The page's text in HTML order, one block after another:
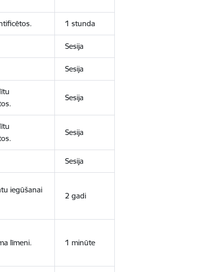
1 stunda
Sesija
Sesija
Sesija
Sesija
Sesija
iegūšanai
2 gadi
līmeni. 1 minūte